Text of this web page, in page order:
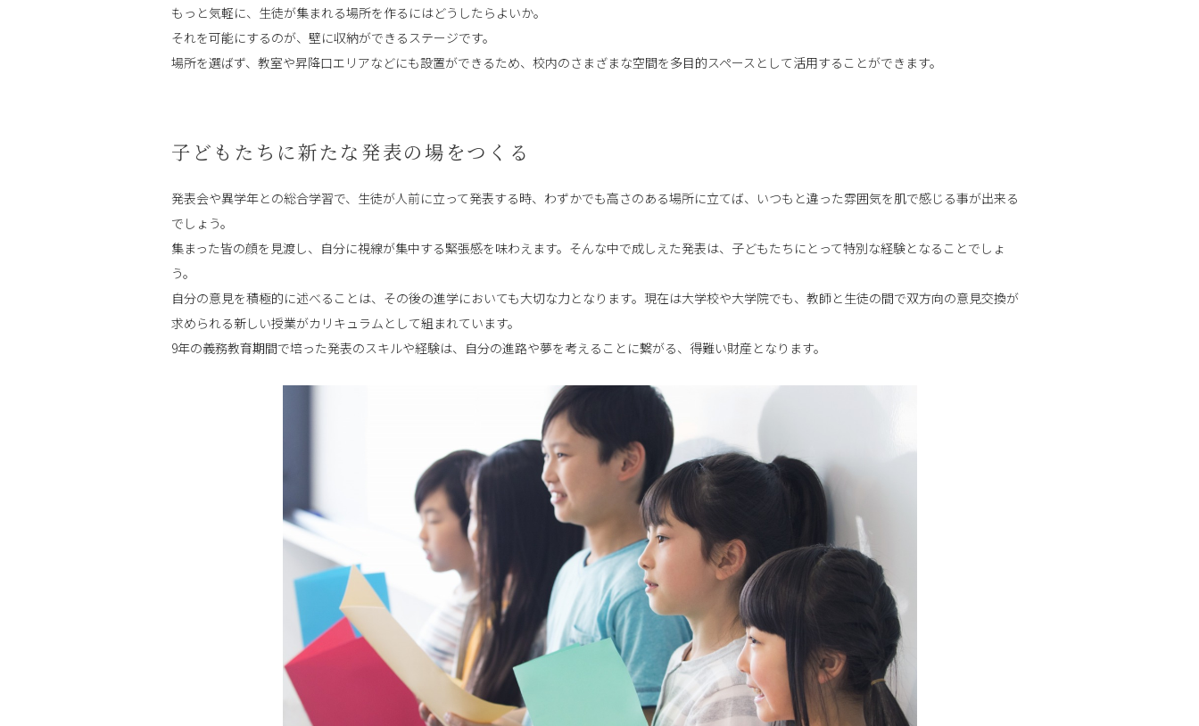
もっと気軽に、生徒が集まれる場所を作るにはどうしたらよいか。
それを可能にするのが、壁に収納ができるステージです。
場所を選ばず、教室や昇降口エリアなどにも設置ができるため、校内のさまざまな空間を多目的スペースとして活用することができます。
子どもたちに新たな発表の場をつくる
発表会や異学年との総合学習で、生徒が人前に立って発表する時、わずかでも高さのある場所に立てば、いつもと違った雰囲気を肌で感じる事が出来る
でしょう。
集まった皆の顔を見渡し、自分に視線が集中する緊張感を味わえます。そんな中で成しえた発表は、子どもたちにとって特別な経験となることでしょ
う。
自分の意見を積極的に述べることは、その後の進学においても大切な力となります。現在は大学校や大学院でも、教師と生徒の間で双方向の意見交換が
求められる新しい授業がカリキュラムとして組まれています。
9年の義務教育期間で培った発表のスキルや経験は、自分の進路や夢を考えることに繋がる、得難い財産となります。